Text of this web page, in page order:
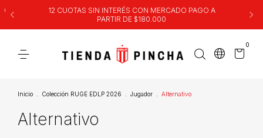
12 CUOTAS SIN INTERÉS CON MERCADO PAGO A
PARTIR DE $180.000
0
Inicio Colección RUGE EDLP 2026 Jugador Alternativo
Alternativo